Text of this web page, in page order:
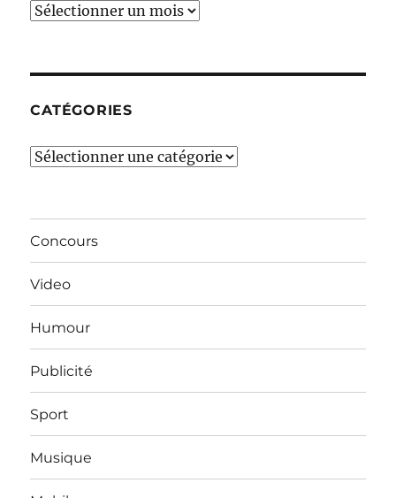
Ces
CATÉGORIES
Catégories
Concours
Video
Humour
Publicité
Sport
Musique